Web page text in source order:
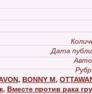
Дата
,BONNY M,
, Вместе против рака